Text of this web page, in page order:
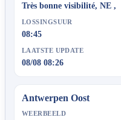
Très bonne visibilité, NE ,
LOSSINGSUUR
08:45
LAATSTE UPDATE
08/08 08:26
Antwerpen Oost
WEERBEELD